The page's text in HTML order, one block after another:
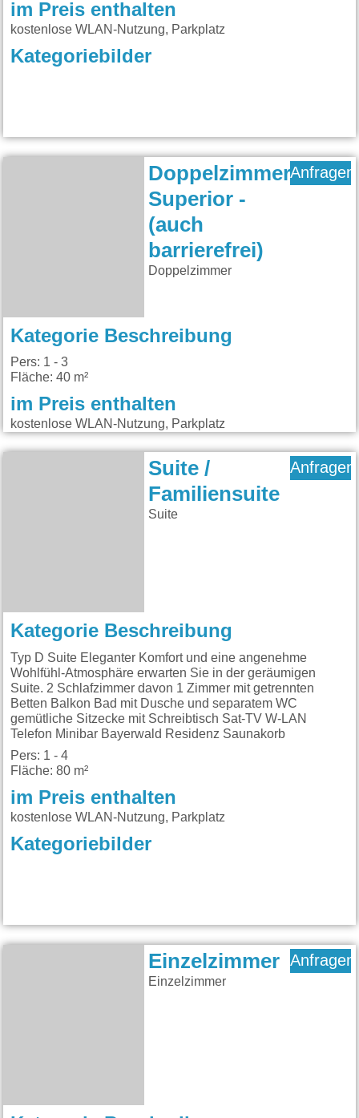
im Preis enthalten
kostenlose WLAN-Nutzung, Parkplatz
Kategoriebilder
Doppelzimmer
Superior -
(auch
barrierefrei)
Doppelzimmer
Anfragen
Kategorie Beschreibung
Pers: 1 - 3
Fläche: 40 m²
im Preis enthalten
kostenlose WLAN-Nutzung, Parkplatz
Suite /
Familiensuite
Suite
Anfragen
Kategorie Beschreibung
Typ D Suite Eleganter Komfort und eine angenehme
Wohlfühl-Atmosphäre erwarten Sie in der geräumigen
Suite. 2 Schlafzimmer davon 1 Zimmer mit getrennten
Betten Balkon Bad mit Dusche und separatem WC
gemütliche Sitzecke mit Schreibtisch Sat-TV W-LAN
Telefon Minibar Bayerwald Residenz Saunakorb
Pers: 1 - 4
Fläche: 80 m²
im Preis enthalten
kostenlose WLAN-Nutzung, Parkplatz
Kategoriebilder
Einzelzimmer
Einzelzimmer
Anfragen